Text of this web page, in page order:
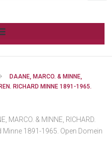
DAANE, MARCO. & MINNE,
RICHARD MINNE 1891-1965.
MARCO. & MINNE, RICHARD.
Minne 1891-1965. Open Domein